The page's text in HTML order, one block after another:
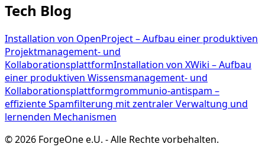
Tech Blog
Installation von OpenProject – Aufbau einer produktiven
Projektmanagement- und
KollaborationsplattformInstallation von XWiki – Aufbau
einer produktiven Wissensmanagement- und
Kollaborationsplattformgrommunio-antispam –
effiziente Spamfilterung mit zentraler Verwaltung und
lernenden Mechanismen
©2026 ForgeOne e.U. -Alle Rechte vorbehalten.